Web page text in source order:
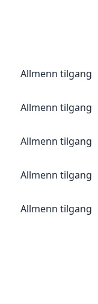
Allmenn tilgang
Allmenn tilgang
Allmenn tilgang
Allmenn tilgang
Allmenn tilgang